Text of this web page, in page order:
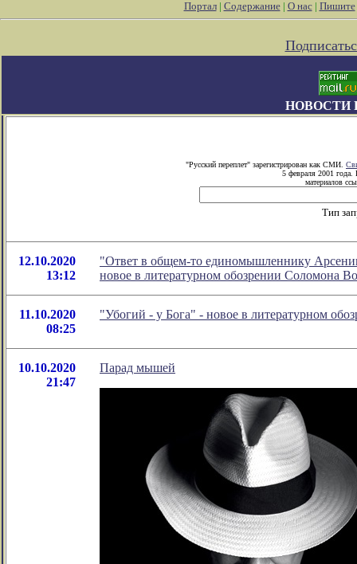
Портал| Содержание| О нас| Пишите
НОВОСТИ
"Русский переплет" зарегистрирован как СМИ.
5 февраля 2001 года.
материалов
Тип
12.10.2020
13:12
"Ответ в общем-то единомышленнику
новое в литературном обозрении Соломона
11.10.2020
08:25
"Убогий - у Бога" - новое в литературном
10.10.2020
21:47
Парад мышей